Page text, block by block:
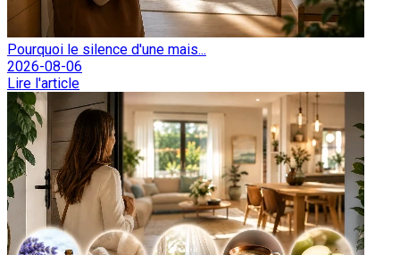
Pourquoi le silence d'une mais...
2026-08-06
Lire l'article